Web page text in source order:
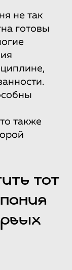
не так
готовы
также
тот